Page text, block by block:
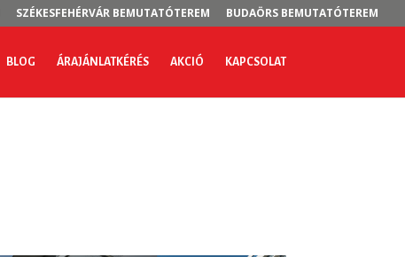
SZÉKESFEHÉRVÁR BEMUTATÓTEREM BUDAÖRS BEMUTATÓTEREM
BLOG ÁRAJÁNLATKÉRÉS AKCIÓ KAPCSOLAT